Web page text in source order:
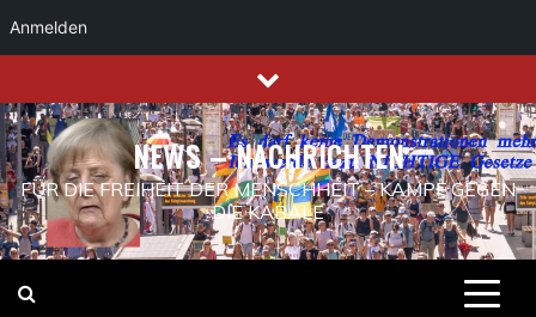
Anmelden
to
content
NEWS – NACHRICHTEN
FÜR DIE FREIHEIT DER MENSCHHEIT – KAMPF GEGEN
DIE KABALE